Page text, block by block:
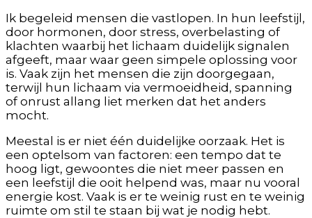
Ik begeleid mensen die vastlopen. In hun leefstijl,
door hormonen, door stress, overbelasting of
klachten waarbij het lichaam duidelijk signalen
afgeeft, maar waar geen simpele oplossing voor
is. Vaak zijn het mensen die zijn doorgegaan,
terwijl hun lichaam via vermoeidheid, spanning
of onrust allang liet merken dat het anders
mocht.
Meestal is er niet één duidelijke oorzaak. Het is
een optelsom van factoren: een tempo dat te
hoog ligt, gewoontes die niet meer passen en
een leefstijl die ooit helpend was, maar nu vooral
energie kost. Vaak is er te weinig rust en te weinig
ruimte om stil te staan bij wat je nodig hebt.